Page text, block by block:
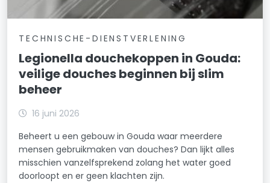
TECHNISCHE-DIENSTVERLENING
Legionella douchekoppen in Gouda:
veilige douches beginnen bij slim
beheer
16 juni 2026
Beheert u een gebouw in Gouda waar meerdere
mensen gebruikmaken van douches? Dan lijkt alles
misschien vanzelfsprekend zolang het water goed
doorloopt en er geen klachten zijn.